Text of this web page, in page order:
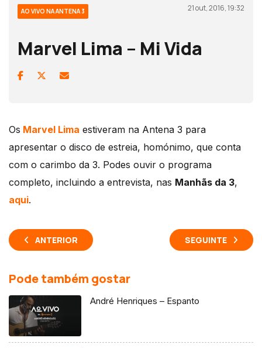
AO VIVO NA ANTENA 3 21 out, 2016, 19:32
Marvel Lima – Mi Vida
Os Marvel Lima estiveram na Antena 3 para
apresentar o disco de estreia, homónimo, que conta
com o carimbo da 3. Podes ouvir o programa
completo, incluindo a entrevista, nas Manhãs da 3,
aqui.
ANTERIOR SEGUINTE
Pode também gostar
André Henriques – Espanto